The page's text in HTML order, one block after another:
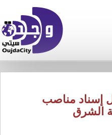
إسناد مناصب
الشرق